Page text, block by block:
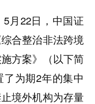
月22日，中国证
合整治非法跨境
方案》（以下简
为期2年的集中
境外机构为存量